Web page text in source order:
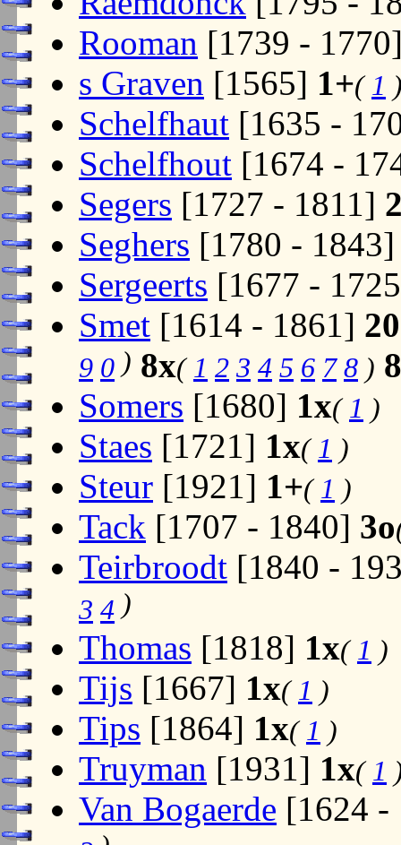
Rooman [1739 -
s Graven [1565] 1+( 1
Schelfhaut [1635 -
Schelfhout [1674 -
Segers [1727 - 1811]
Seghers [1780 -
Sergeerts [1677 -
Smet [1614 - 1861]
9 0) 8x( 1 2 3 4 5 6 7 8 )
Somers [1680] 1x( 1 )
Staes [1721] 1x( 1 )
Steur [1921] 1+( 1 )
Tack [1707 - 1840] 3o
Teirbroodt [1840 -
3 4)
Thomas [1818] 1x( 1 )
Tijs [1667] 1x( 1 )
Tips [1864] 1x( 1 )
Truyman [1931] 1x( 1
Van Bogaerde [1624